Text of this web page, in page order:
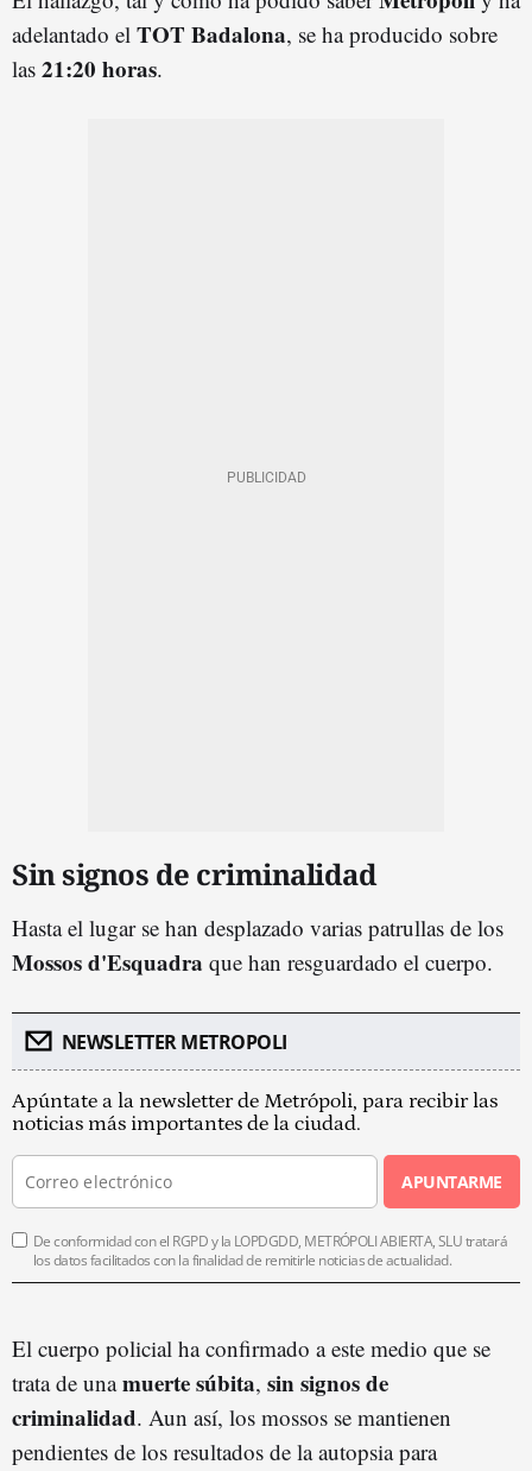
adelantado el TOT Badalona, se ha producido sobre
las 21:20 horas.
Sin signos de criminalidad
Hasta el lugar se han desplazado varias patrullas de los
Mossos d'Esquadra que han resguardado el cuerpo.
NEWSLETTER METROPOLI
Apúntate a la newsletter de Metrópoli, para recibir las
noticias más importantes de la ciudad.
APUNTARME
De conformidad con el RGPD y la LOPDGDD, METRÓPOLI ABIERTA, SLU tratará
los datos facilitados con la finalidad de remitirle noticias de actualidad.
El cuerpo policial ha confirmado a este medio que se
trata de unamuerte súbita, sin signos de
criminalidad. Aun así, los mossos se mantienen
pendientes de los resultados de la autopsia para